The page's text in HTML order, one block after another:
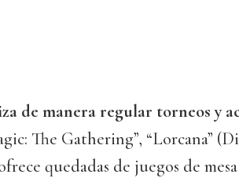
de manera regular torneos y
The Gathering”, “Lorcana”
quedadas de juegos de